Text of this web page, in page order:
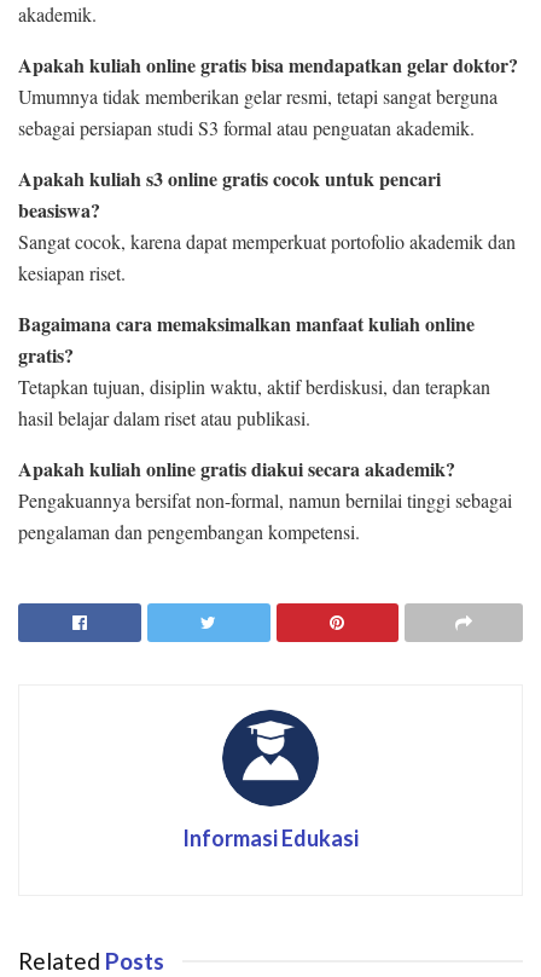
akademik.
Apakah kuliah online gratis bisa mendapatkan gelar doktor?
Umumnya tidak memberikan gelar resmi, tetapi sangat berguna
sebagai persiapan studi S3 formal atau penguatan akademik.
Apakah kuliah s3 online gratis cocok untuk pencari
beasiswa?
Sangat cocok, karena dapat memperkuat portofolio akademik dan
kesiapan riset.
Bagaimana cara memaksimalkan manfaat kuliah online
gratis?
Tetapkan tujuan, disiplin waktu, aktif berdiskusi, dan terapkan
hasil belajar dalam riset atau publikasi.
Apakah kuliah online gratis diakui secara akademik?
Pengakuannya bersifat non-formal, namun bernilai tinggi sebagai
pengalaman dan pengembangan kompetensi.
Informasi Edukasi
Related Posts